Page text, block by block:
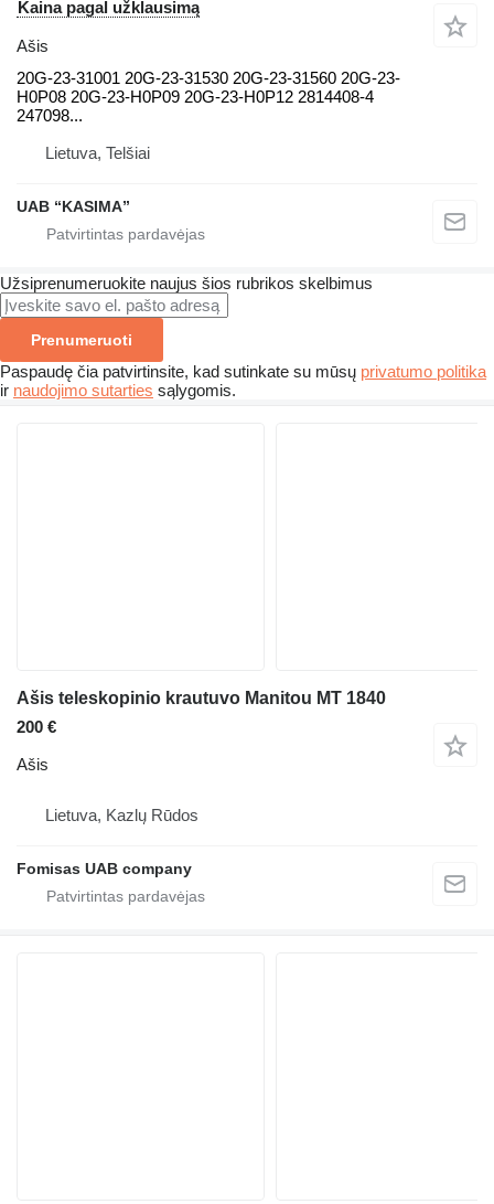
Kaina pagal užklausimą
Ašis
20G-23-31001 20G-23-31530 20G-23-31560 20G-23-
H0P08 20G-23-H0P09 20G-23-H0P12 2814408-4
247098...
Lietuva, Telšiai
UAB “KASIMA”
Užsiprenumeruokite naujus šios rubrikos skelbimus
Prenumeruoti
Paspaudę čia patvirtinsite, kad sutinkate su mūsų privatumo politika
ir naudojimo sutarties sąlygomis.
Ašis teleskopinio krautuvo Manitou MT 1840
200 €
Ašis
Lietuva, Kazlų Rūdos
Fomisas UAB company